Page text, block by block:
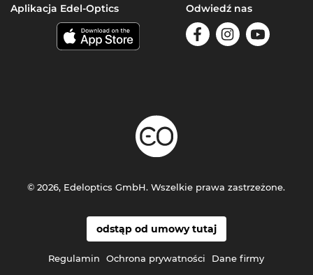
Aplikacja Edel-Optics Odwiedź nas
odstąp od umowy tutaj
Regulamin Ochrona prywatności Dane firmy
© 2026, Edeloptics GmbH. Wszelkie prawa zastrzeżone.